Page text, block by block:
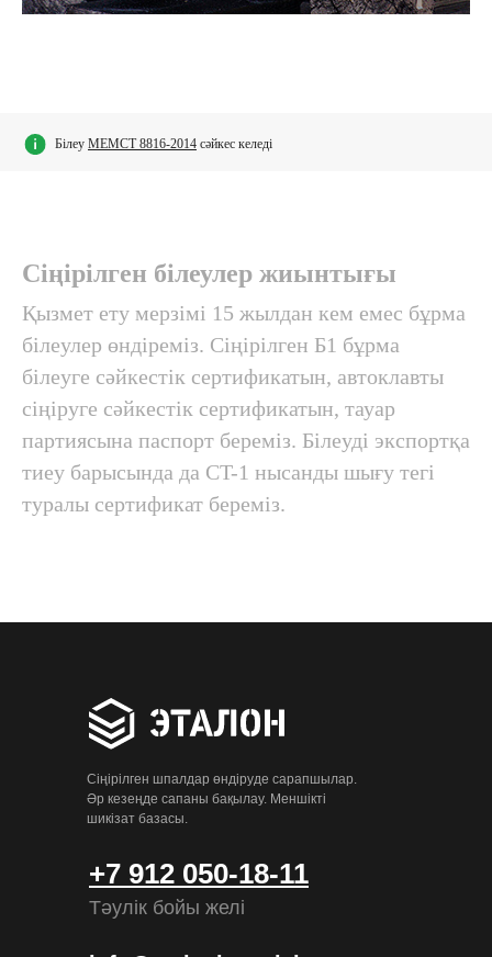
Білеу МЕМСТ 8816-2014 сәйкес келеді
Сіңірілген білеулер жиынтығы
Қызмет ету мерзімі 15 жылдан кем емес бұрма
білеулер өндіреміз. Сіңірілген Б1 бұрма
білеуге сәйкестік сертификатын, автоклавты
сіңіруге сәйкестік сертификатын, тауар
партиясына паспорт береміз. Білеуді экспортқа
тиеу барысында да CT-1 нысанды шығу тегі
туралы сертификат береміз.
+7 912 050-18-11
Тәулік бойы желі
Сіңірілген шпалдар өндіруде сарапшылар.
Әр кезеңде сапаны бақылау. Меншікті
шикізат базасы.